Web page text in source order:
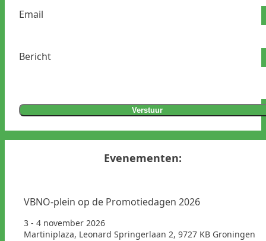
Email
Bericht
Verstuur
Evenementen:
VBNO-plein op de Promotiedagen 2026
3 - 4 november 2026
Martiniplaza, Leonard Springerlaan 2, 9727 KB Groningen